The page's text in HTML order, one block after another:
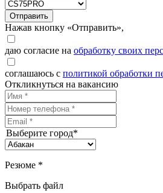
Отправить
Нажав кнопку «Отправить»,
даю согласие на обработку своих
соглашаюсь с политикой обработки
Откликнуться на вакансию
Выберите город*
Резюме *
Выбрать файл